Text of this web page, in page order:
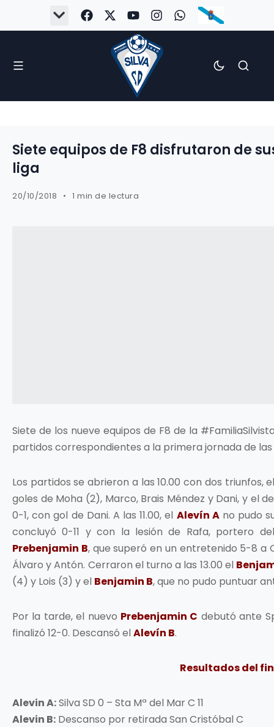
Siete equipos de F8 disfrutaron de
liga
20/10/2018 1 min de lectura
Siete de los nueve equipos de F8 de la
partidos correspondientes a la primera jornada de
Los partidos se abrieron a las 10.00 con dos triunfos,
goles de Moha (2), Marco, Brais Méndez y Dani, y el
0-1, con gol de Dani. A las 11.00, el Alevín A no pudo
concluyó 0-11 y con la lesión de Rafa, portero
Prebenjamin B, que superó en un entretenido 5-8 a
Álvaro y Antón. Cerraron el turno a las 13.00 el
(4) y Lois (3) y el Benjamin B, que no pudo puntuar
Por la tarde, el nuevo Prebenjamin C debutó ante
finalizó 12-0. Descansó elAlevín B.
Resultados del
Alevin A:Silva SD 0 – Sta Mª del Mar C 11
Alevin B: Descanso por retirada San Cristóbal C